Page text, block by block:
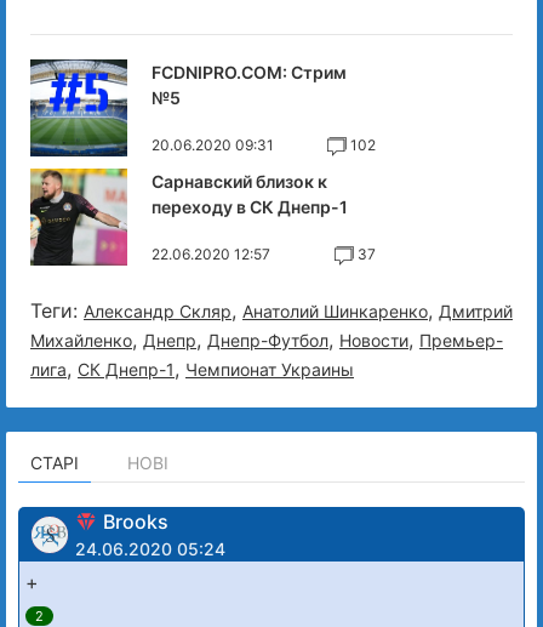
FCDNIPRO.COM: Стрим
№5
20.06.2020 09:31 102
Сарнавский близок к
переходу в СК Днепр-1
22.06.2020 12:57 37
Теги: Александр Скляр, Анатолий Шинкаренко, Дмитрий
Михайленко, Днепр, Днепр-Футбол, Новости, Премьер-
лига, СК Днепр-1, Чемпионат Украины
СТАРІ НОВІ
Brooks
24.06.2020 05:24
+
2